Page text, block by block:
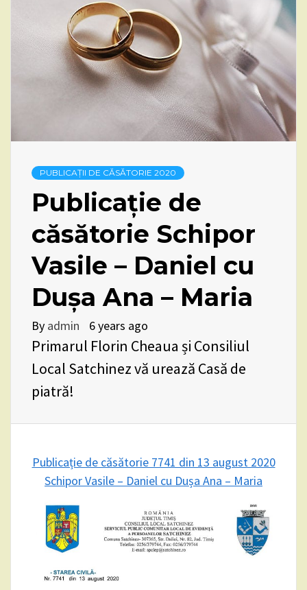
PUBLICAȚII DE CĂSĂTORIE 2020
Publicație de
căsătorie Schipor
Vasile – Daniel cu
Dușa Ana – Maria
By admin 6 years ago
Primarul Florin Cheaua și Consiliul
Local Satchinez vă urează Casă de
piatră!
Publicație de căsătorie 7741 din 13 august 2020
Schipor Vasile – Daniel cu Dușa Ana – Maria